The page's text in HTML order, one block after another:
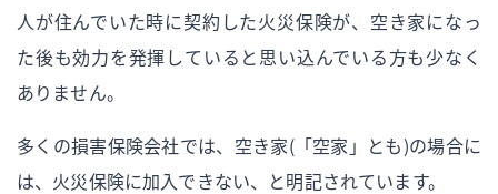
人が住んでいた時に契約した火災保険が、空き家になっ
た後も効力を発揮していると思い込んでいる方も少なく
ありません。
多くの損害保険会社では、空き家（「空家」とも）の場合に
は、火災保険に加入できない、と明記されています。